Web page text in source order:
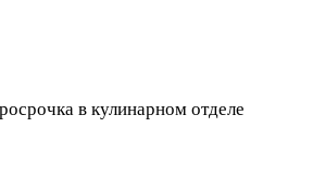
в кулинарном отделе